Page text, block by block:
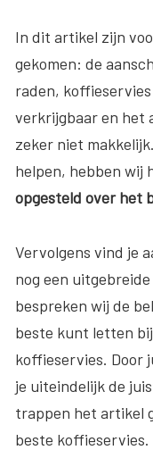
In dit artikel zijn
gekomen: de
raden,
verkrijgbaar en het
zeker niet
helpen, hebben wij
opgesteld over het
Vervolgens vind je
nog een
bespreken wij de
beste kunt letten
koffieservies. Door
je uiteindelijk de
trappen het artikel
beste koffieservies.